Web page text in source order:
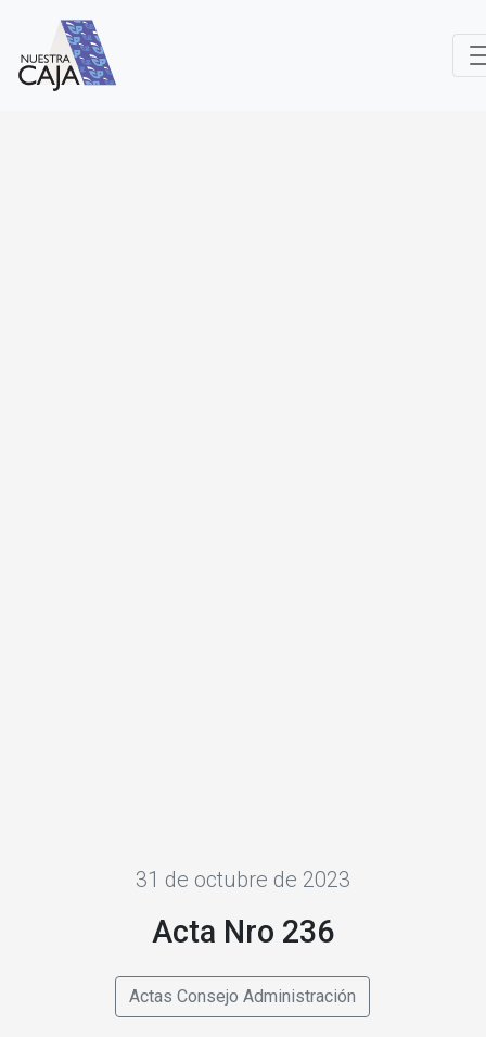
31 de octubre de 2023
Acta Nro 236
Actas Consejo Administración